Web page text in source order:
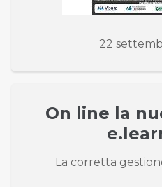
22
On line la
La corretta